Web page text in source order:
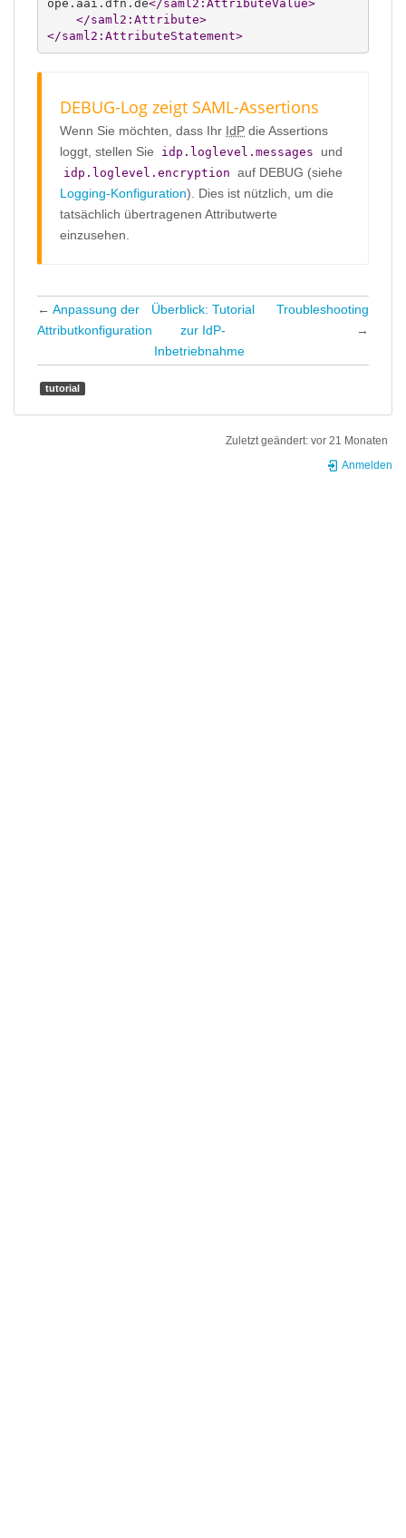
ope.aai.dfn.de</saml2:AttributeValue>
</saml2:Attribute>
</saml2:AttributeStatement>
DEBUG-Log zeigt SAML-Assertions
Wenn Sie möchten, dass Ihr IdP die Assertions
loggt, stellen Sie
idp.loglevel.messages und
idp.loglevel.encryption auf DEBUG (siehe
Logging-Konfiguration). Dies ist nützlich, um die
tatsächlich übertragenen Attributwerte
einzusehen.
← Anpassung der
Attributkonfiguration
Überblick: Tutorial
zur IdP-
Inbetriebnahme
Troubleshooting
→
tutorial
Zuletzt geändert: vor 21 Monaten
Anmelden